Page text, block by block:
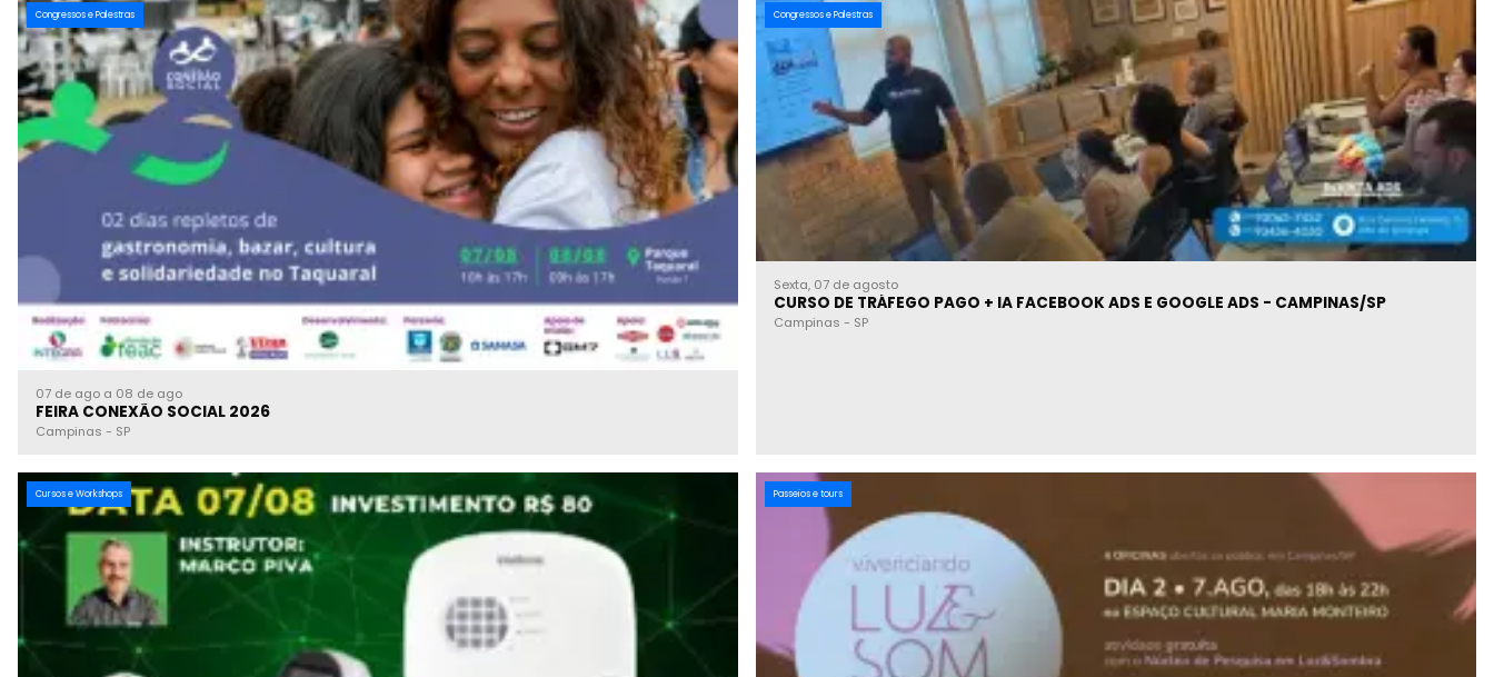
Congressos e Palestras
07 de ago a 08 de ago
FEIRA CONEXÃO SOCIAL 2026
Campinas - SP
Congressos e Palestras
Sexta, 07 de agosto
CURSO DE TRÁFEGO PAGO + IA FACEBOOK ADS E GOOGLE ADS - CAMPINAS/SP
Campinas - SP
Cursos e Workshops Passeios e tours